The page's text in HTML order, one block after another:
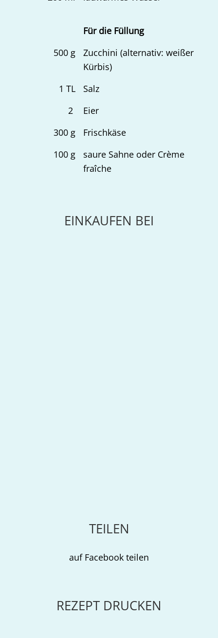
Für die Füllung
500g
Zucchini (alternativ: weißer
Kürbis)
1 TL
Salz
2
Eier
300g
Frischkäse
100g
saure Sahne oder Crème
fraîche
EINKAUFEN BEI
TEILEN
auf Facebook teilen
REZEPT DRUCKEN